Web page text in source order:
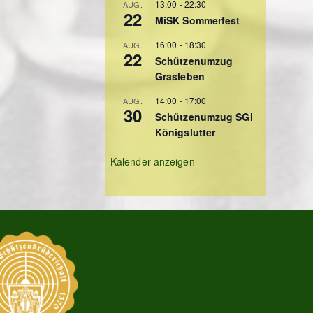
AUG.
22
13:00 -22:30
MiSK Sommerfest
AUG.
22
16:00 - 18:30
Schützenumzug
Grasleben
AUG.
30
14:00 - 17:00
Schützenumzug SGi
Königslutter
Kalender anzeigen